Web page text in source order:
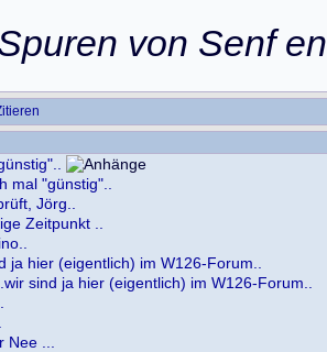
von Senf
mal "günstig"..
Jörg..
Zeitpunkt ..
ja hier (eigentlich) im W126-Forum..
sind ja hier (eigentlich) im W126-Forum..
...